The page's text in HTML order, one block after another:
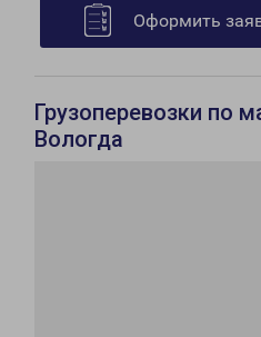
Оформить
Грузоперевозки по
Вологда